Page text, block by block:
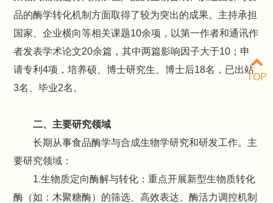
品的酶学转化机制方面取得了较为突出的成果。主持承担
国家、企业横向等相关课题10余项，以第一作者和通讯作
者发表学术论文20余篇，其中两篇影响因子大于10；申
请专利4项，培养硕、博士研究生、博士后18名，已出站
3名、毕业2名。
二、主要研究领域
长期从事食品酶学与合成生物学研究和研发工作。主
要研究领域：
1.生物质定向酶解与转化：重点开展新型生物质转化
酶（如：木聚糖酶）的筛选、高效表达、酶活力调控机制
TOP